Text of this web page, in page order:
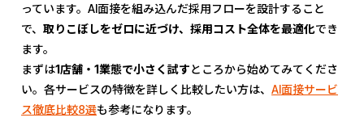
っています。AI面接を組み込んだ採用フローを設計すること
で、 取りこぼしをゼロに近づけ、採用コスト全体を最適化でき
ます。
まずは1店舗・1業態で小さく試すところから始めてみてくださ
い。各サービスの特徴を詳しく比較したい方は、 AI面接サービ
ス徹底比較8選も参考になります。